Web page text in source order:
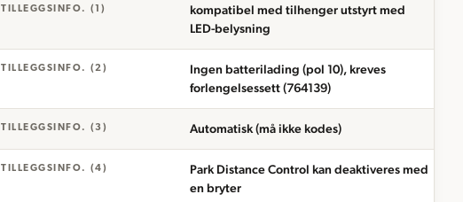
TILLEGGSINFO. (1)
kompatibel med tilhenger utstyrt med
LED-belysning
TILLEGGSINFO. (2)
Ingen batterilading (pol 10), kreves
forlengelsessett (764139)
TILLEGGSINFO. (3) Automatisk (må ikke kodes)
TILLEGGSINFO. (4)
Park Distance Control kan deaktiveres med
en bryter